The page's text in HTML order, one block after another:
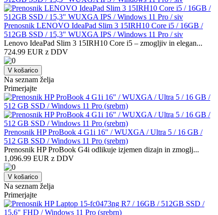
Prenosnik LENOVO IdeaPad Slim 3 15IRH10 Core i5 / 16GB /
512GB SSD / 15,3" WUXGA IPS / Windows 11 Pro / siv
Lenovo IdeaPad Slim 3 15IRH10 Core i5 – zmogljiv in elegan...
724.99 EUR z DDV
V košarico
Na seznam želja
Primerjajte
Prenosnik HP ProBook 4 G1i 16" / WUXGA / Ultra 5 / 16 GB /
512 GB SSD / Windows 11 Pro (srebrn)
Prenosnik HP ProBook G4i odlikuje izjemen dizajn in zmoglj...
1,096.99 EUR z DDV
V košarico
Na seznam želja
Primerjajte